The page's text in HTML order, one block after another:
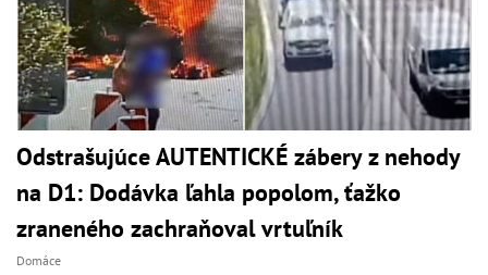
Odstrašujúce AUTENTICKÉ zábery z nehody
na D1: Dodávka ľahla popolom, ťažko
zraneného zachraňoval vrtuľník
Domáce